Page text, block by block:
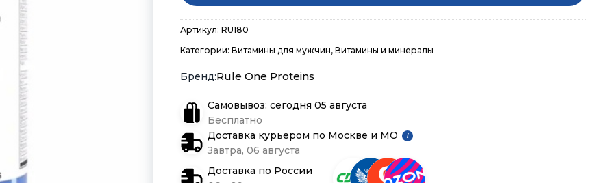
Артикул: RU180
Категории: Витамины для мужчин, Витамины и минералы
Rule One Proteins
Самовывоз: сегодня 05 августа
Бесплатно
Доставка курьером по Москве и МО
i
Завтра, 06 августа
Доставка по России